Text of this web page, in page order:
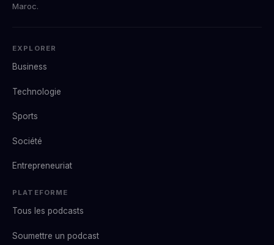
Maroc.
EXPLORER
Business
Technologie
Sports
Société
Entrepreneuriat
PLATEFORME
Tous les podcasts
Soumettre un podcast